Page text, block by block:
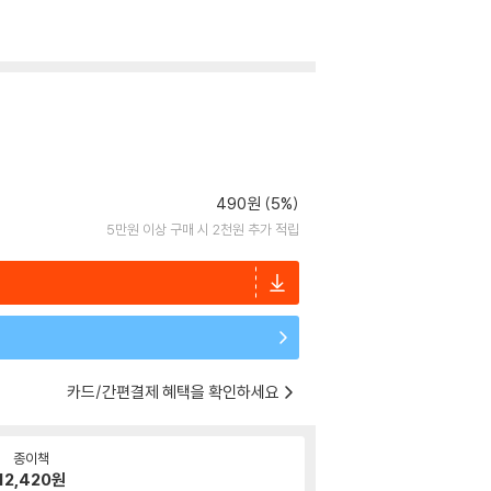
490원 (5%)
5만원 이상 구매 시 2천원 추가 적립
카드/간편결제 혜택을 확인하세요
종이책
원